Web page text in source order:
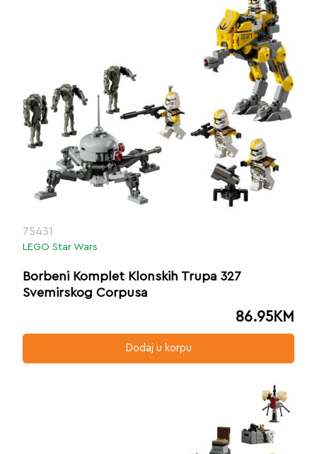
75431
LEGO Star Wars
Borbeni Komplet Klonskih Trupa 327
Svemirskog Corpusa
86.95KM
Dodaj u korpu